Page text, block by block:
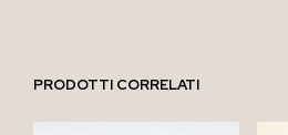
PRODOTTI CORRELATI